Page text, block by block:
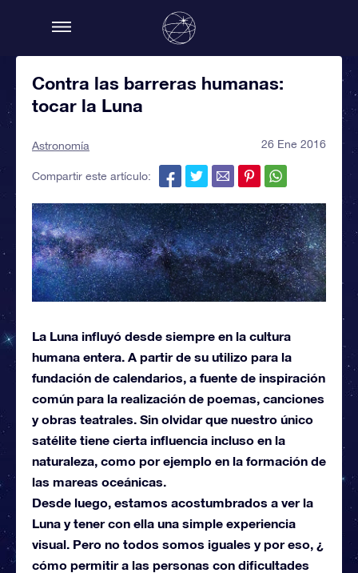
Contra las barreras humanas:
tocar la Luna
Astronomía 26 Ene 2016
Compartir este artículo:
La Luna influyó desde siempre en la cultura
humana entera. A partir de su utilizo para la
fundación de calendarios, a fuente de inspiración
común para la realización de poemas, canciones
y obras teatrales. Sin olvidar que nuestro único
satélite tiene cierta influencia incluso en la
naturaleza, como por ejemplo en la formación de
las mareas oceánicas.
Desde luego, estamos acostumbrados a ver la
Luna y tener con ella una simple experiencia
visual. Pero no todos somos iguales y por eso, ¿
cómo permitir a las personas con dificultades